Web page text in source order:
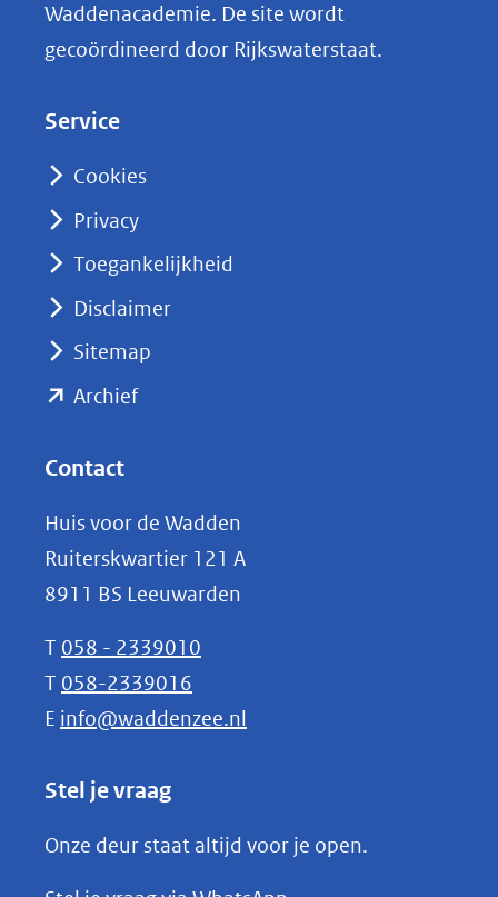
k
e
nieuw
naar
Waddenacademie. De site wordt
gecoördineerd door Rijkswaterstaat.
Service
Cookies
Privacy
Toegankelijkheid
Disclaimer
Sitemap
Archief(opent
(verwijst
naar
een
andere
website)
Contact
Huis voor de Wadden
Ruiterskwartier 121 A
8911 BS Leeuwarden
T 058 - 2339010
T 058-2339016
E info@waddenzee.nl
Stel je vraag
Onze deur staat altijd voor je open.